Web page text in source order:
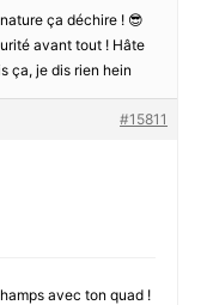
ça déchire ! 😎
avant tout ! Hâte
ça, je dis rien hein
#15811
avec ton quad !